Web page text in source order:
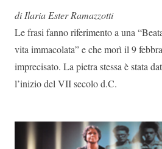
di Ilaria Ester Ramazzotti
Le frasi fanno riferimento a una
vita immacolata” e che morì il 9
imprecisato. La pietra stessa è stata
l’inizio del VII secolo d.C.